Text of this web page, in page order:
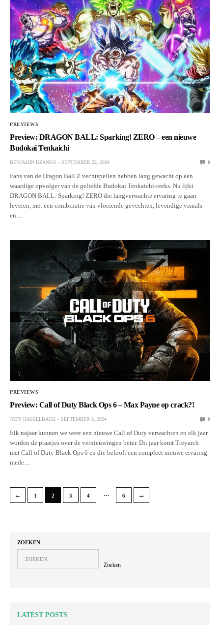
PREVIEWS
Preview: DRAGON BALL: Sparking! ZERO – een nieuwe
Budokai Tenkaichi
BENJAMIN DZANKO SEPTEMBER 22, 2024 0
Fans van de Dragon Ball Z vechtspellen hebben lang gewacht op een
waardige opvolger van de geliefde Budokai Tenkaichi-reeks. Nu lijkt
DRAGON BALL: Sparking! ZERO die langverwachte ervaring te gaan
leveren, met een combinatie van vloeiende gevechten, levendige visuals
en…
PREVIEWS
Preview: Call of Duty Black Ops 6 – Max Payne op crack?!
JOEY HASSELBACH SEPTEMBER 8, 2024 0
Elk najaar kunnen we weer een nieuwe Call of Duty verwachten en elk jaar
worden de praatjes over de vernieuwingen beter. Dit jaar komt Treyarch
met Call of Duty Black Ops 6 en die belooft een compleet nieuwe ervaring
mede…
← 1 2 3 4 … 6 →
ZOEKEN
Zoeken
LATEST POSTS